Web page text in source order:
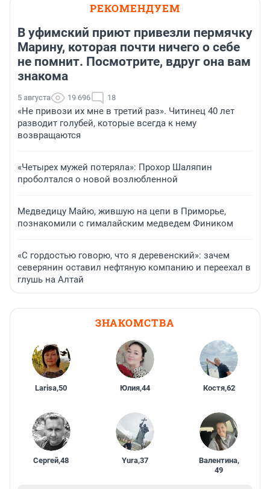
РЕКОМЕНДУЕМ
В уфимский приют привезли пермячку
Марину, которая почти ничего о себе
не помнит. Посмотрите, вдруг она вам
знакома
5 августа 19 696 18
«Не привози их мне в третий раз». Читинец 40 лет
разводит голубей, которые всегда к нему
возвращаются
«Четырех мужей потеряла»: Прохор Шаляпин
проболтался о новой возлюбленной
Медведицу Майю, жившую на цепи в Приморье,
познакомили с гималайским медведем Фиником
«С гордостью говорю, что я деревенский»: зачем
северянин оставил нефтяную компанию и переехал в
глушь на Алтай
ЗНАКОМСТВА
Larisa,50 Юлия,44 Костя,62
Сергей,48 Yura,37 Валентина,
49